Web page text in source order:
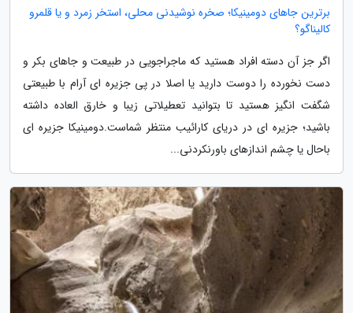
برترین جاهای دومینیکا؛ صخره نوشیدنی محلی، استخر زمرد و یا قلمرو
کالیناگو؟
اگر جز آن دسته افراد هستید که ماجراجویی در طبیعت و جاهای بکر و
دست نخورده را دوست دارید یا اصلا در پی جزیره ای آرام با طبیعتی
شگفت انگیز هستید تا بتوانید تعطیلاتی زیبا و خارق العاده داشته
باشید؛ جزیره ای در دریای کارائیب منتظر شماست.دومینیکا جزیره ای
باحال یا چشم اندازهای باورنکردنی...